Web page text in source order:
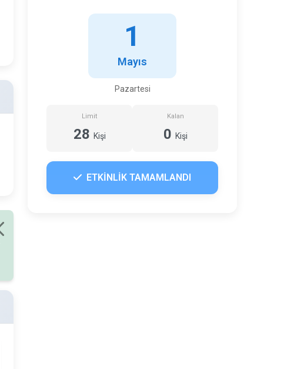
1
Mayıs
Pazartesi
Limit
28 Kişi
Kalan
0 Kişi
ETKİNLİK TAMAMLANDI